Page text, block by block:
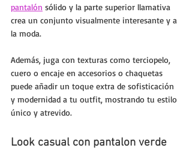
pantalón sólido y la parte superior llamativa
crea un conjunto visualmente interesante y a
la moda.
Además, juga con texturas como terciopelo,
cuero o encaje en accesorios o chaquetas
puede añadir un toque extra de sofisticación
y modernidad a tu outfit, mostrando tu estilo
único y atrevido.
Look casual con pantalon verde